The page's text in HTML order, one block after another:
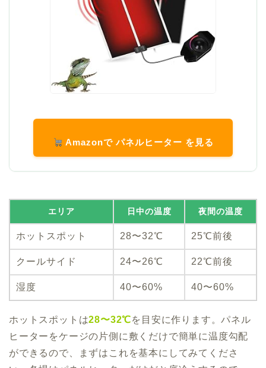
Amazonで パネルヒーター を見る
エリア 日中の温度 夜間の温度
ホットスポット 28〜32℃ 25℃前後
クールサイド 24〜26℃ 22℃前後
湿度 40〜60% 40〜60%
ホットスポットは28〜32℃を目安に作ります。パネル
ヒーターをケージの片側に敷くだけで簡単に温度勾配
ができるので、まずはこれを基本にしてみてくださ